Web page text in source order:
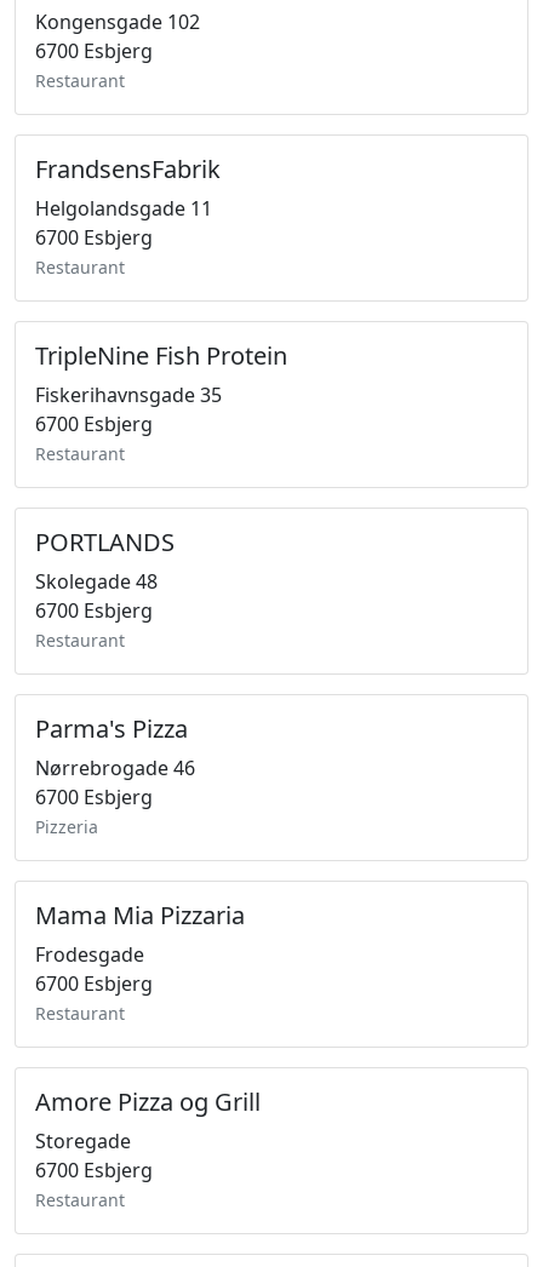
Kongensgade 102
6700 Esbjerg
Restaurant
FrandsensFabrik
Helgolandsgade 11
6700 Esbjerg
Restaurant
TripleNine Fish Protein
Fiskerihavnsgade 35
6700 Esbjerg
Restaurant
PORTLANDS
Skolegade 48
6700 Esbjerg
Restaurant
Parma's Pizza
Nørrebrogade 46
6700 Esbjerg
Pizzeria
Mama Mia Pizzaria
Frodesgade
6700 Esbjerg
Restaurant
Amore Pizza og Grill
Storegade
6700 Esbjerg
Restaurant